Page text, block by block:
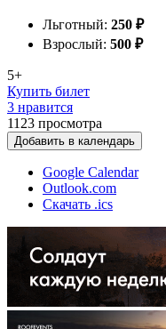
Льготный: 250 ₽
Взрослый: 500 ₽
5+
Купить билет
3 нравится
1123 просмотра
Добавить в календарь
Google Calendar
Outlook.com
Скачать .ics